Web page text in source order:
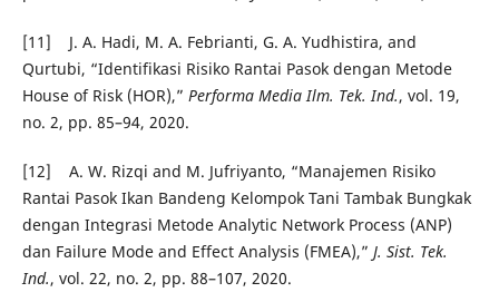
[11] J. A. Hadi, M. A. Febrianti, G. A. Yudhistira, and
Qurtubi, “Identifikasi Risiko Rantai Pasok dengan Metode
House of Risk (HOR),” Performa Media Ilm. Tek. Ind., vol. 19,
no. 2, pp. 85–94, 2020.
[12] A. W. Rizqi and M. Jufriyanto, “Manajemen Risiko
Rantai Pasok Ikan Bandeng Kelompok Tani Tambak Bungkak
dengan Integrasi Metode Analytic Network Process (ANP)
dan Failure Mode and Effect Analysis (FMEA),” J. Sist. Tek.
Ind., vol. 22, no. 2, pp. 88–107, 2020.